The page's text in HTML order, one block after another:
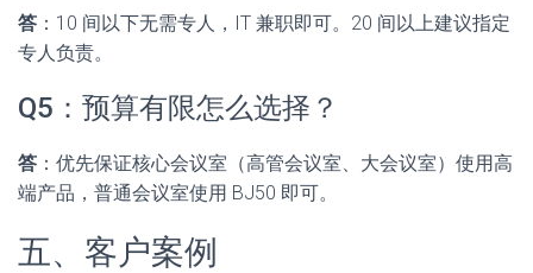
答 ：10 间以下无需专人，IT 兼职即可。20 间以上建议指定
专人负责。
Q5：预算有限怎么选择？
答 ：优先保证核心会议室（高管会议室、大会议室）使用高
端产品，普通会议室使用 BJ50 即可。
五、客户案例